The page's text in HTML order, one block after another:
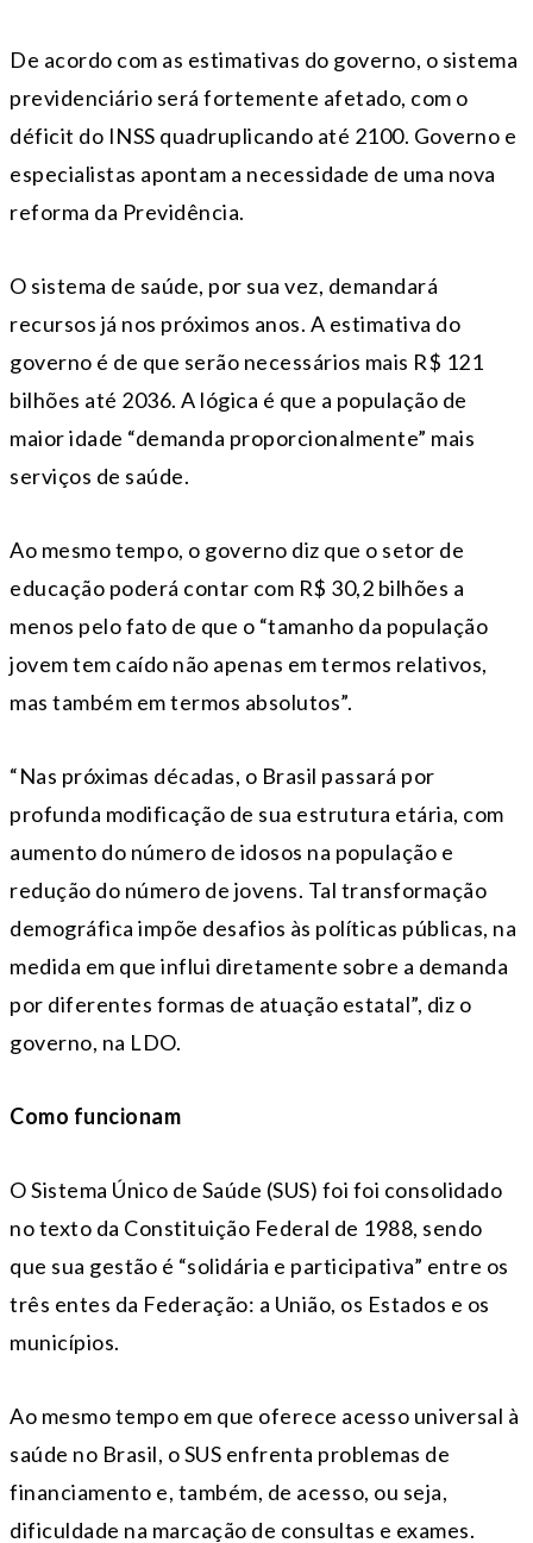
De acordo com as estimativas do governo, o sistema
previdenciário será fortemente afetado, com o
déficit do INSS quadruplicando até 2100. Governo e
especialistas apontam a necessidade de uma nova
reforma da Previdência.
O sistema de saúde, por sua vez, demandará
recursos já nos próximos anos. A estimativa do
governo é de que serão necessários mais R$ 121
bilhões até 2036. A lógica é que a população de
maior idade “demanda proporcionalmente” mais
serviços de saúde.
Ao mesmo tempo, o governo diz que o setor de
educação poderá contar com R$ 30,2 bilhões a
menos pelo fato de que o “tamanho da população
jovem tem caído não apenas em termos relativos,
mas também em termos absolutos”.
“Nas próximas décadas, o Brasil passará por
profunda modificação de sua estrutura etária, com
aumento do número de idosos na população e
redução do número de jovens. Tal transformação
demográfica impõe desafios às políticas públicas, na
medida em que influi diretamente sobre a demanda
por diferentes formas de atuação estatal”, diz o
governo, na LDO.
Como funcionam
O Sistema Único de Saúde (SUS) foi foi consolidado
no texto da Constituição Federal de 1988, sendo
que sua gestão é “solidária e participativa” entre os
três entes da Federação: a União, os Estados e os
municípios.
Ao mesmo tempo em que oferece acesso universal à
saúde no Brasil, o SUS enfrenta problemas de
financiamento e, também, de acesso, ou seja,
dificuldade na marcação de consultas e exames.